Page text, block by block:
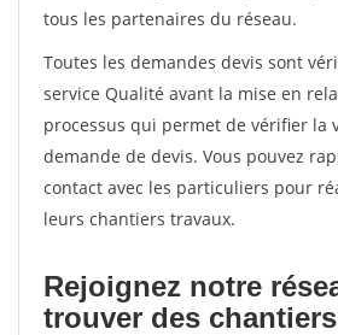
tous les partenaires du réseau.
Toutes les demandes devis sont
service Qualité avant la mise en
processus qui permet de vérifier la
demande de devis. Vous pouvez
contact avec les particuliers pour
leurs chantiers travaux.
Rejoignez notre
trouver des